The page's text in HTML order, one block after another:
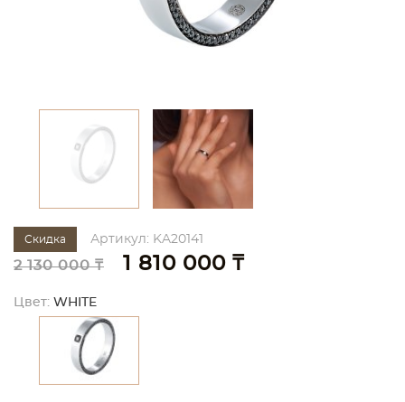
Скидка Артикул: KA20141
2 130 000 ₸ 1 810 000 ₸
Цвет: WHITE